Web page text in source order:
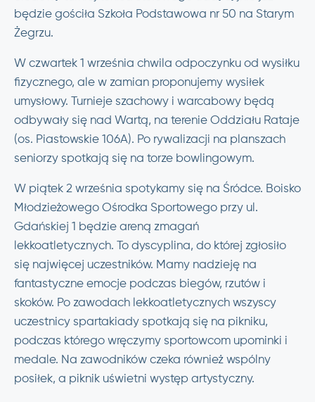
będzie gościła Szkoła Podstawowa nr 50 na Starym
Żegrzu.
W czwartek 1 września chwila odpoczynku od wysiłku
fizycznego, ale w zamian proponujemy wysiłek
umysłowy. Turnieje szachowy i warcabowy będą
odbywały się nad Wartą, na terenie Oddziału Rataje
(os. Piastowskie 106A). Po rywalizacji na planszach
seniorzy spotkają się na torze bowlingowym.
W piątek 2 września spotykamy się na Śródce. Boisko
Młodzieżowego Ośrodka Sportowego przy ul.
Gdańskiej 1 będzie areną zmagań
lekkoatletycznych. To dyscyplina, do której zgłosiło
się najwięcej uczestników. Mamy nadzieję na
fantastyczne emocje podczas biegów, rzutów i
skoków. Po zawodach lekkoatletycznych wszyscy
uczestnicy spartakiady spotkają się na pikniku,
podczas którego wręczymy sportowcom upominki i
medale. Na zawodników czeka również wspólny
posiłek, a piknik uświetni występ artystyczny.